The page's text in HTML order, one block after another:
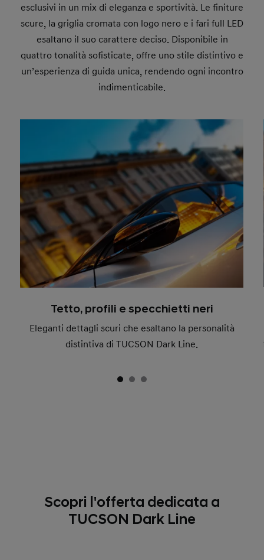
esclusivi in un mix di eleganza e sportività. Le finiture
scure, la griglia cromata con logo nero e i fari full LED
esaltano il suo carattere deciso. Disponibile in
quattro tonalità sofisticate, offre uno stile distintivo e
un’esperienza di guida unica, rendendo ogni incontro
indimenticabile.
Tetto, profili e specchietti neri
Eleganti dettagli scuri che esaltano la personalità
distintiva di TUCSON Dark Line.
Scopri l'offerta dedicata a
TUCSON Dark Line